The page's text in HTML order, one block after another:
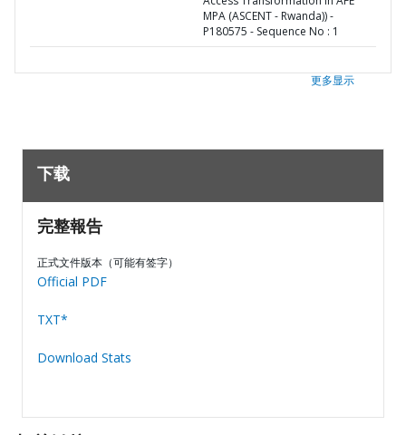
MPA (ASCENT - Rwanda)) -
P180575 - Sequence No : 1
更多显示
下载
完整報告
正式文件版本（可能有签字）
Official PDF
TXT*
Download Stats